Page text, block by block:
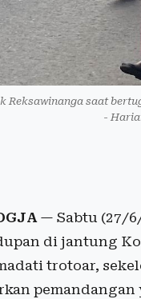
Reksawinanga saat
-
— Sabtu (27/
di jantung
trotoar,
pemandangan